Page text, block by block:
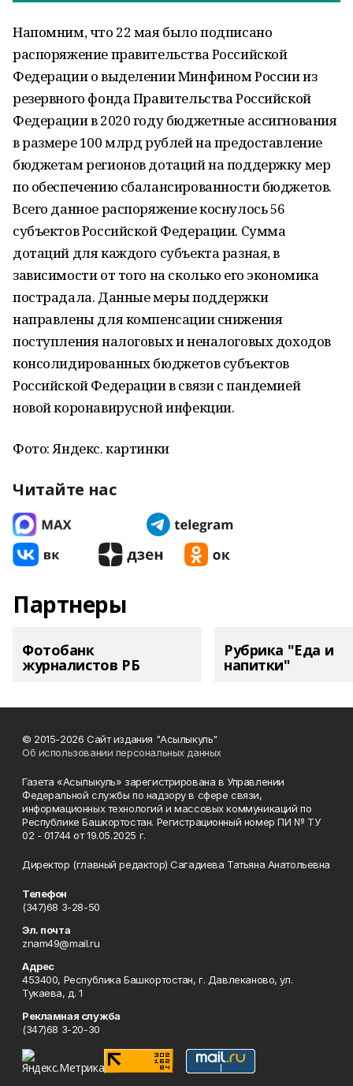
Напомним, что 22 мая было подписано
распоряжение правительства Российской
Федерации о выделении Минфином России из
резервного фонда Правительства Российской
Федерации в 2020 году бюджетные ассигнования
в размере 100 млрд рублей на предоставление
бюджетам регионов дотаций на поддержку мер
по обеспечению сбалансированности бюджетов.
Всего данное распоряжение коснулось 56
субъектов Российской Федерации. Сумма
дотаций для каждого субъекта разная, в
зависимости от того на сколько его экономика
пострадала. Данные меры поддержки
направлены для компенсации снижения
поступления налоговых и неналоговых доходов
консолидированных бюджетов субъектов
Российской Федерации в связи с пандемией
новой коронавирусной инфекции.
Фото: Яндекс. картинки
Читайте нас
Партнеры
Фотобанк
журналистов РБ
Рубрика "Еда и
напитки"
© 2015-2026 Сайт издания "Асылыкуль"
Об использовании персональных данных
Газета «Асылыкуль» зарегистрирована в Управлении
Федеральной службы по надзору в сфере связи,
информационных технологий и массовых коммуникаций по
Республике Башкортостан. Регистрационный номер ПИ № ТУ
02 - 01744 от 19.05.2025 г.
Директор (главный редактор) Сагадиева Татьяна Анатольевна
Телефон
(347)68 3-28-50
Эл. почта
znam49@mail.ru
Адрес
453400, Республика Башкортостан, г. Давлеканово, ул.
Тукаева, д. 1
Рекламная служба
(347)68 3-20-30